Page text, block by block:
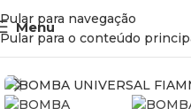
Pular para navegação
Pular para o conteúdo
Menu
Início Água Bombas